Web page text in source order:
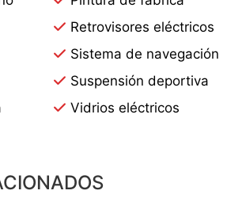
Retrovisores eléctricos
Sistema de navegación
Suspensión deportiva
Vidrios eléctricos